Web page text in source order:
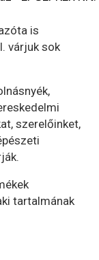
is
várjuk sok
szerelőinket,
tartalmának